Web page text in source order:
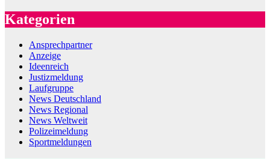
Kategorien
Ansprechpartner
Anzeige
Ideenreich
Justizmeldung
Laufgruppe
News Deutschland
News Regional
News Weltweit
Polizeimeldung
Sportmeldungen